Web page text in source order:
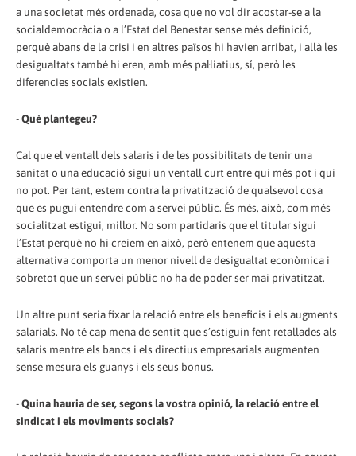
a una societat més ordenada, cosa que no vol dir acostar-se a la
socialdemocràcia o a l’Estat del Benestar sense més definició,
perquè abans de la crisi i en altres països hi havien arribat, i allà les
desigualtats també hi eren, amb més pal·liatius, sí, però les
diferencies socials existien.
-Què plantegeu?
Cal que el ventall dels salaris i de les possibilitats de tenir una
sanitat o una educació sigui un ventall curt entre qui més pot i qui
no pot. Per tant, estem contra la privatització de qualsevol cosa
que es pugui entendre com a servei públic. És més, això, com més
socialitzat estigui, millor. No som partidaris que el titular sigui
l’Estat perquè no hi creiem en això, però entenem que aquesta
alternativa comporta un menor nivell de desigualtat econòmica i
sobretot que un servei públic no ha de poder ser mai privatitzat.
Un altre punt seria fixar la relació entre els beneficis i els augments
salarials. No té cap mena de sentit que s’estiguin fent retallades als
salaris mentre els bancs i els directius empresarials augmenten
sense mesura els guanys i els seus bonus.
-Quina hauria de ser, segons la vostra opinió, la relació entre el
sindicat i els moviments socials?